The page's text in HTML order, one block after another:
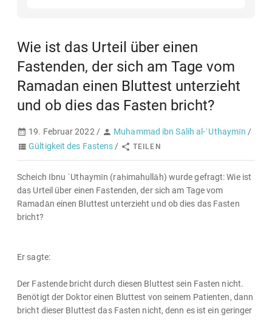
Wie ist das Urteil über einen
Fastenden, der sich am Tage vom
Ramadan einen Bluttest unterzieht
und ob dies das Fasten bricht?
19. Februar 2022 / Muhammad ibn Sālih al-ʿUthaymīn /
Gültigkeit des Fastens / TEILEN
Scheich Ibnu ʿUthaymīn (raḥimahullāh) wurde gefragt: Wie ist
das Urteil über einen Fastenden, der sich am Tage vom
Ramadān einen Bluttest unterzieht und ob dies das Fasten
bricht?
Er sagte:
Der Fastende bricht durch diesen Bluttest sein Fasten nicht.
Benötigt der Doktor einen Bluttest von seinem Patienten, dann
bricht dieser Bluttest das Fasten nicht, denn es ist ein geringer